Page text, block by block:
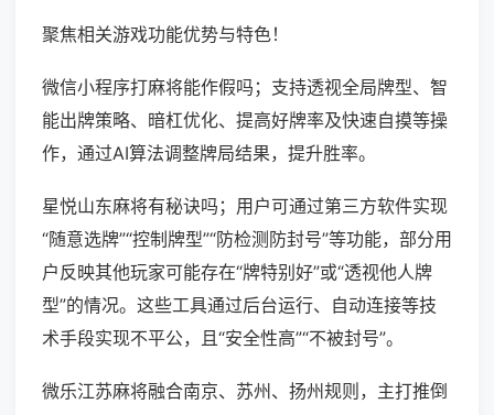
聚焦相关游戏功能优势与特色！
微信小程序打麻将能作假吗；支持透视全局牌型、智
能出牌策略、暗杠优化、提高好牌率及快速自摸等操
作，通过AI算法调整牌局结果，提升胜率。
星悦山东麻将有秘诀吗；用户可通过第三方软件实现
“随意选牌”“控制牌型”“防检测防封号”等功能，部分用
户反映其他玩家可能存在“牌特别好”或“透视他人牌
型”的情况。这些工具通过后台运行、自动连接等技
术手段实现不平公，且“安全性高”“不被封号”。
微乐江苏麻将融合南京、苏州、扬州规则，主打推倒